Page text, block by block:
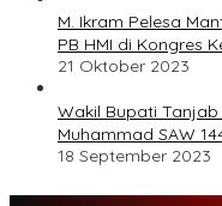
M. Ikram Pelesa
PB HMI di Kongres
21 Oktober 2023
Wakil Bupati
Muhammad SAW
18 September 2023